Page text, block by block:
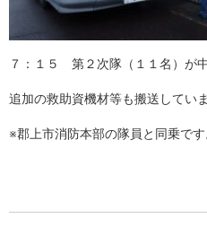
７：１５ 第２次隊（１１名）が
追加の救助資機材等も搬送していま
※郡上市消防本部の隊員と同乗です